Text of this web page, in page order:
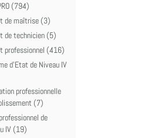
(794)
de maîtrise (3)
de technicien (5)
professionnel (416)
d'Etat de Niveau IV
professionnelle
(7)
de
IV (19)